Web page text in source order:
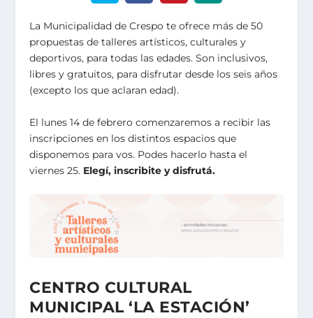
La Municipalidad de Crespo te ofrece más de 50
propuestas de talleres artísticos, culturales y
deportivos, para todas las edades. Son inclusivos,
libres y gratuitos, para disfrutar desde los seis años
(excepto los que aclaran edad).
El lunes 14 de febrero comenzaremos a recibir las
inscripciones en los distintos espacios que
disponemos para vos. Podes hacerlo hasta el
viernes 25. Elegí, inscribite y disfrutá.
CENTRO CULTURAL
MUNICIPAL ‘LA ESTACIÓN’